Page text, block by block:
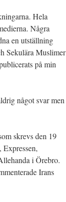
Hela
Några
en utställning
Sekulära Muslimer
på min
något svar men
skrevs den 19
i Örebro.
Irans